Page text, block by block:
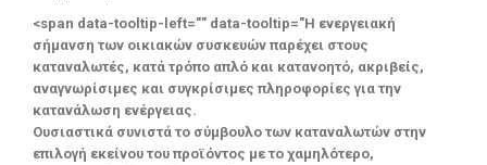
<span data-tooltip-left="" data-tooltip="Η ενεργειακή
σήμανση των οικιακών συσκευών παρέχει στους
καταναλωτές, κατά τρόπο απλό και κατανοητό, ακριβείς,
αναγνωρίσιμες και συγκρίσιμες πληροφορίες για την
κατανάλωση ενέργειας.
Ουσιαστικά συνιστά το σύμβουλο των καταναλωτών στην
επιλογή εκείνου του προϊόντος με το χαμηλότερο,